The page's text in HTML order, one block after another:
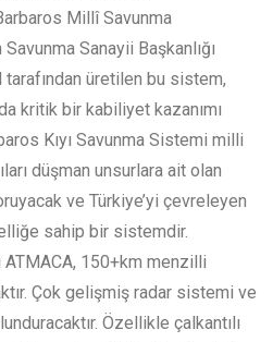
Millî Savunma
Savunma Sanayii Başkanlığı
üretilen bu sistem,
kritik bir kabiliyet kazanımı
Kıyı Savunma Sistemi milli
düşman unsurlara ait olan
ve Türkiye’yi çevreleyen
sahip bir sistemdir.
150+km menzilli
Çok gelişmiş radar sistemi ve
Özellikle çalkantılı